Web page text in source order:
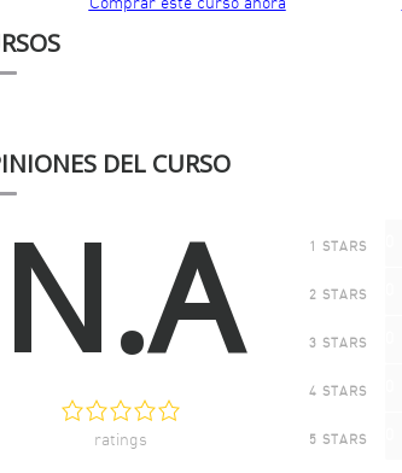
Comprar este curso ahora
DEL CURSO
N.A
ratings
1 STARS
2 STARS
3 STARS
4 STARS
5 STARS